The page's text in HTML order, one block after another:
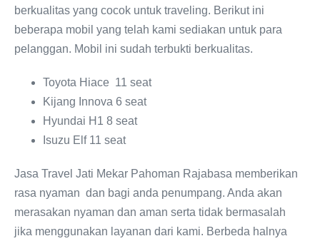
berkualitas yang cocok untuk traveling. Berikut ini
beberapa mobil yang telah kami sediakan untuk para
pelanggan. Mobil ini sudah terbukti berkualitas.
Toyota Hiace 11 seat
Kijang Innova 6 seat
Hyundai H1 8 seat
Isuzu Elf 11 seat
Jasa Travel Jati Mekar Pahoman Rajabasa memberikan
rasa nyaman dan bagi anda penumpang. Anda akan
merasakan nyaman dan aman serta tidak bermasalah
jika menggunakan layanan dari kami. Berbeda halnya